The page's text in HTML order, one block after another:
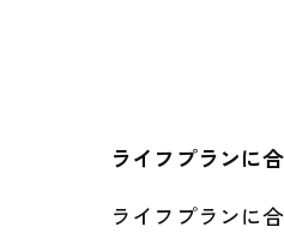
ライフプランに
ライフプランに